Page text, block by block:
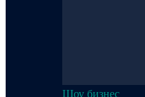
Шоу бизнес